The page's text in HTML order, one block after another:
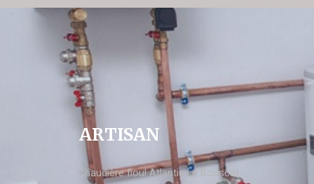
ARTISAN
chaudière fioul Atlantic Le Bouscat